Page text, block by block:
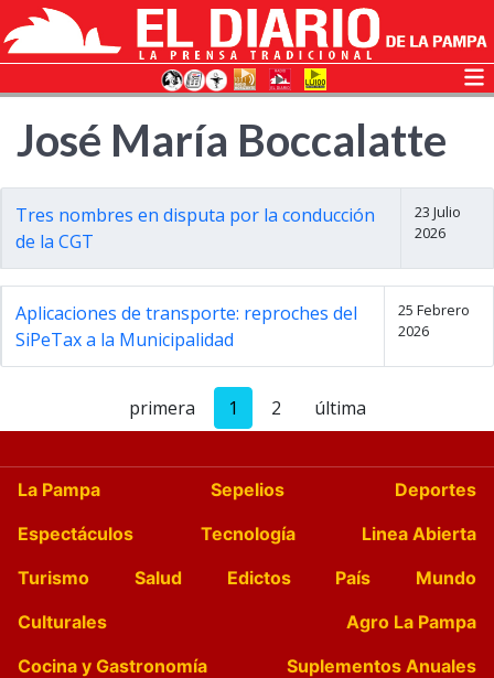
José María Boccalatte
Tres nombres en disputa por la conducción
de la CGT
23 Julio
2026
Aplicaciones de transporte: reproches del
SiPeTax a la Municipalidad
25 Febrero
2026
primera 1 2 última
La Pampa Sepelios
Deportes
Espectáculos
Tecnología
Linea Abierta
Turismo
Salud Edictos País
Mundo
Culturales
Agro La Pampa
Cocina y Gastronomía
Suplementos Anuales